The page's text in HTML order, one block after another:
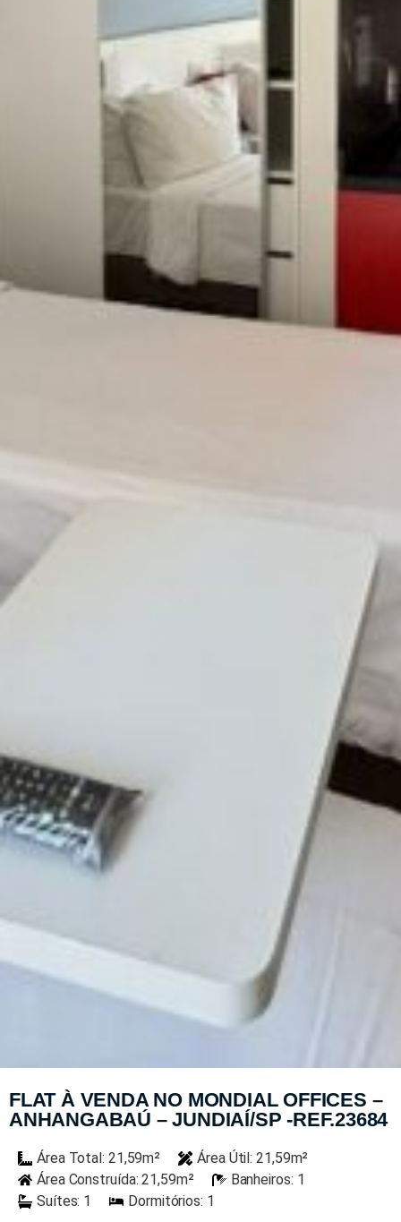
FLAT À VENDA NO MONDIAL OFFICES –
ANHANGABAÚ – JUNDIAÍ/SP -REF.23684
Área Total: 21,59m²
Área Útil: 21,59m²
Área Construída: 21,59m²
Banheiros: 1
Suítes: 1
Dormitórios: 1